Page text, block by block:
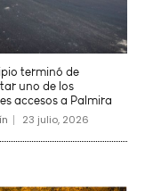
terminó de
uno de los
accesos a Palmira
23 julio, 2026